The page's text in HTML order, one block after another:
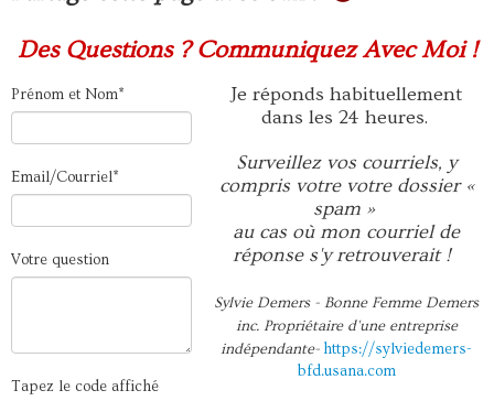
Des Questions ? Communiquez Avec Moi !
Prénom et Nom*
Email/Courriel*
Votre question
Tapez le code affiché
Je réponds habituellement
dans les 24 heures.
Surveillez vos courriels, y
compris votre votre dossier «
spam »
au cas où mon courriel de
réponse s'y retrouverait !
Sylvie Demers - Bonne Femme Demers
inc. Propriétaire d'une entreprise
indépendante- https://sylviedemers-
bfd.usana.com